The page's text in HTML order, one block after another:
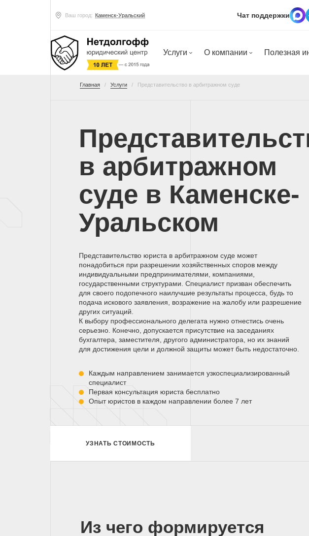
Ваш город: Каменск-Уральский Чат поддержки
Услуги О компании Полезная
Главная Услуги Представительство в арбитражном суде
в арбитражном
суде в Каменске-
Уральском
Представительство юриста в арбитражном суде может
понадобиться при разрешении хозяйственных споров между
индивидуальными предпринимателями, компаниями,
государственными структурами. Специалист призван обеспечить
для своего подопечного наилучшие результаты процесса, будь то
подача искового заявления, возражение на жалобу или разрешение
других ситуаций.
К выбору профессионального делегата нужно отнестись очень
серьезно. Конечно, допускается присутствие на заседаниях
бухгалтера, заместителя, другого администратора, но их знаний
для достижения цели и должной защиты может быть недостаточно.
Каждым направлением занимается узкоспециализированный
специалист
Первая консультация юриста бесплатно
Опыт юристов в каждом направлении более 7 лет
УЗНАТЬ СТОИМОСТЬ
Из чего формируется